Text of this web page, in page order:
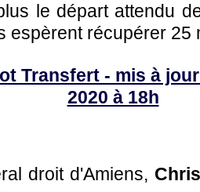
le départ attendu
espèrent récupérer 25
Transfert - mis à
2020 à 18h
droit d'Amiens,